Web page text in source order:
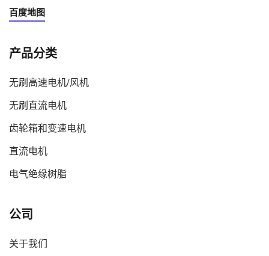
百度地图
产品分类
无刷高速电机/风机
无刷直流电机
齿轮箱和变速电机
直流电机
电气绝缘树脂
公司
关于我们